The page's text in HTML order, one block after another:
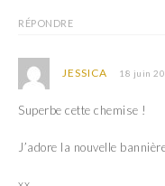
RÉPONDRE
JESSICA 18 juin
Superbe cette chemise !
J’adore la nouvelle